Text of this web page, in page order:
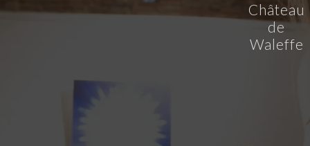
Château
de
Waleffe